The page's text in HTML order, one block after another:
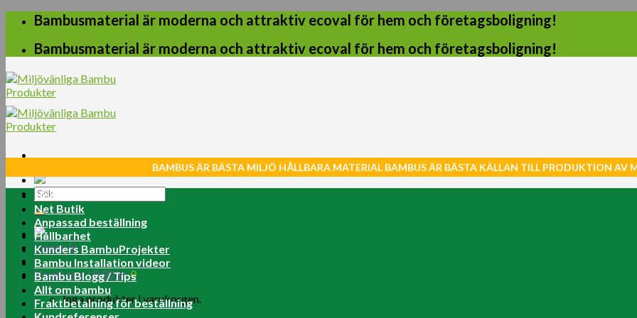
Skip
content
Bambusmaterial är moderna och attraktiv ecoval för hem och företagsboligning!
Bambusmaterial är moderna och attraktiv ecoval för hem och företagsboligning!
Sök
efter:
Logga in
Varukorg /0.00kr 0
Inga produkter i varukorgen.
BAMBUS ÄR BÄSTA MILJÖ HÅLLBARA MATERIAL BAMBUS ÄR BÄSTA KÄLLAN TILL PRODUKTION AV
Home
Net Butik
Anpassad beställning
Hållbarhet
Kunders BambuProjekter
Bambu Installation videor
Bambu Blogg / Tips
Allt om bambu
Fraktbetalning för beställning